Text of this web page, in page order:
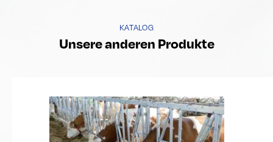
KATALOG
Unsere anderen Produkte